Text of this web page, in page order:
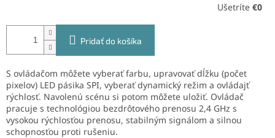
Ušetríte €0
Pridať do košíka
S ovládačom môžete vyberať farbu, upravovať dĺžku (počet
pixelov) LED pásika SPI, vyberať dynamický režim a ovládajť
rýchlosť. Navolenú scénu si potom môžete uložiť. Ovládač
pracuje s technológiou bezdrôtového prenosu 2,4 GHz s
vysokou rýchlosťou prenosu, stabilným signálom a silnou
schopnosťou proti rušeniu.